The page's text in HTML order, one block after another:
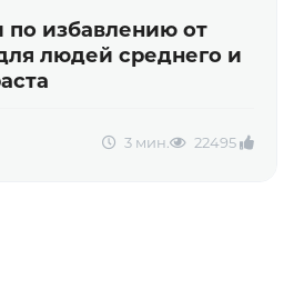
избавлению от
людей среднего и
3 мин. 22495